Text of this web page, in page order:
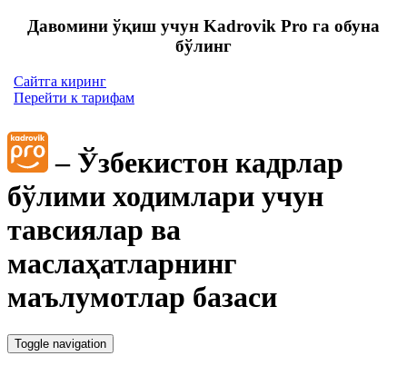
Давомини ўқиш учун Kadrovik Pro га обуна
бўлинг
Сайтга киринг
Перейти к тарифам
– Ўзбекистон кадрлар
бўлими ходимлари учун
тавсиялар ва
маслаҳатларнинг
маълумотлар базаси
Toggle navigation